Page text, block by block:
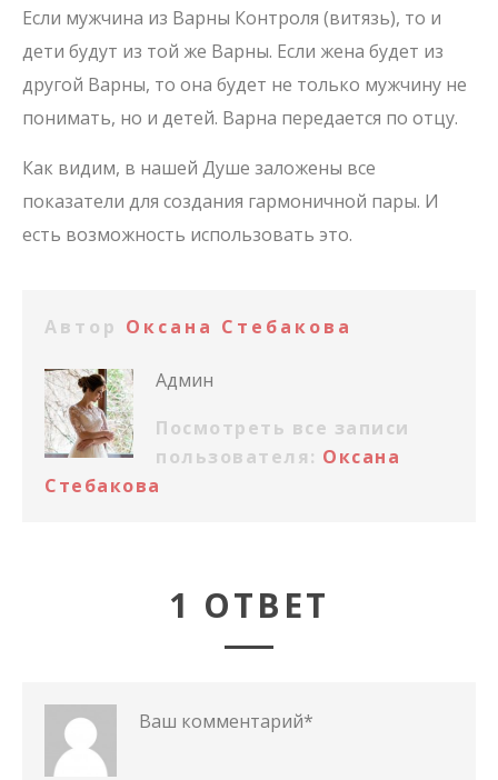
Если мужчина из Варны Контроля (витязь), то и
дети будут из той же Варны. Если жена будет из
другой Варны, то она будет не только мужчину не
понимать, но и детей. Варна передается по отцу.
Как видим, в нашей Душе заложены все
показатели для создания гармоничной пары. И
есть возможность использовать это.
Автор Оксана Стебакова
Админ
Посмотреть все записи
пользователя: Оксана
Стебакова
1 ОТВЕТ
Ваш комментарий*